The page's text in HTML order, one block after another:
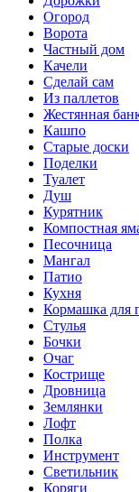
Огород
Ворота
Частный дом
Качели
Сделай сам
Из паллетов
Жестянная
Кашпо
Старые доски
Поделки
Туалет
Душ
Курятник
Компостная
Песочница
Мангал
Патио
Кухня
Кормашка для
Стулья
Бочки
Очаг
Кострище
Дровница
Землянки
Лофт
Полка
Инструмент
Светильник
Коряги